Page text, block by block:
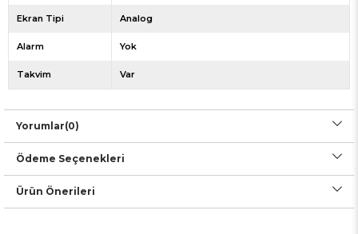
Ekran Tipi Analog
Alarm Yok
Takvim Var
Yorumlar(0)
Ödeme Seçenekleri
Ürün Önerileri